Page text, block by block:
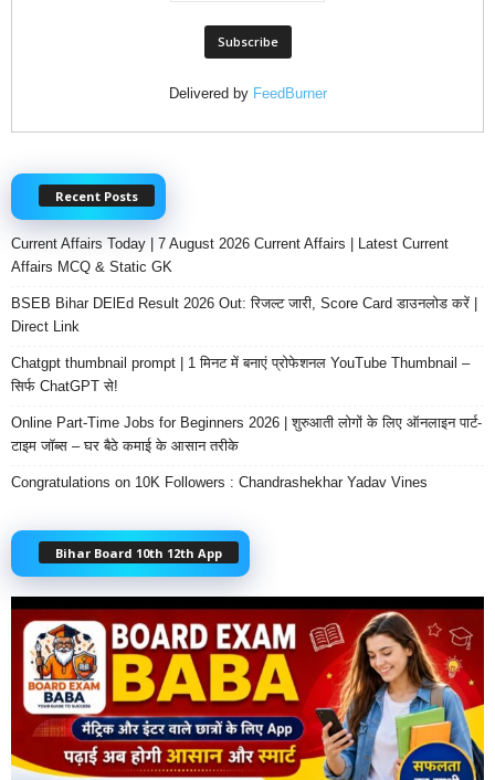
Delivered by FeedBurner
Recent Posts
Current Affairs Today | 7 August 2026 Current Affairs | Latest Current
Affairs MCQ & Static GK
BSEB Bihar DElEd Result 2026 Out: रिजल्ट जारी, Score Card डाउनलोड करें |
Direct Link
Chatgpt thumbnail prompt | 1 मिनट में बनाएं प्रोफेशनल YouTube Thumbnail –
सिर्फ ChatGPT से!
Online Part-Time Jobs for Beginners 2026 | शुरुआती लोगों के लिए ऑनलाइन पार्ट-
टाइम जॉब्स – घर बैठे कमाई के आसान तरीके
Congratulations on 10K Followers : Chandrashekhar Yadav Vines
Bihar Board 10th 12th App